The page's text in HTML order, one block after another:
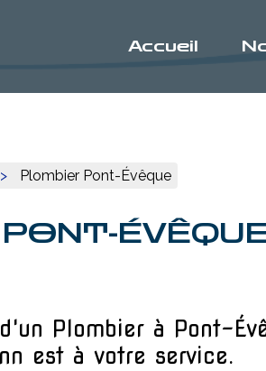
Accueil
Plombier Pont-Évêque
Plombier à Pont-
est à votre service.